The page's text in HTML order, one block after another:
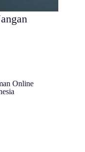
Online